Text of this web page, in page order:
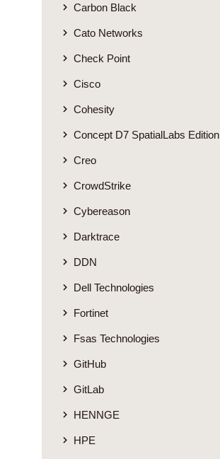
Carbon Black
Cato Networks
Check Point
Cisco
Cohesity
Concept D7 SpatialLabs Edition
Creo
CrowdStrike
Cybereason
Darktrace
DDN
Dell Technologies
Fortinet
Fsas Technologies
GitHub
GitLab
HENNGE
HPE